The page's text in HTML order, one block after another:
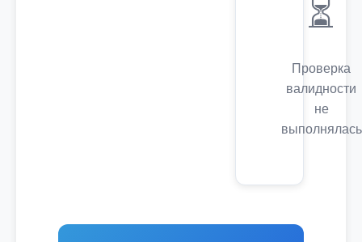
⏳
Проверка
валидности
не
выполнялась